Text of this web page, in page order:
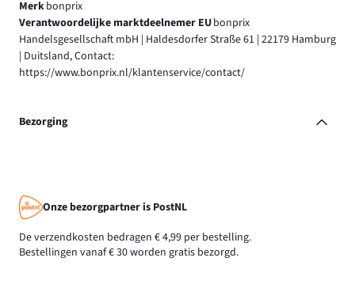
Merkbonprix
Verantwoordelijke marktdeelnemer EUbonprix
Handelsgesellschaft mbH | Haldesdorfer Straße 61 | 22179 Hamburg
| Duitsland, Contact:
https://www.bonprix.nl/klantenservice/contact/
Bezorging
Onze bezorgpartner is PostNL
De verzendkosten bedragen € 4,99 per bestelling.
Bestellingen vanaf € 30 worden gratis bezorgd.